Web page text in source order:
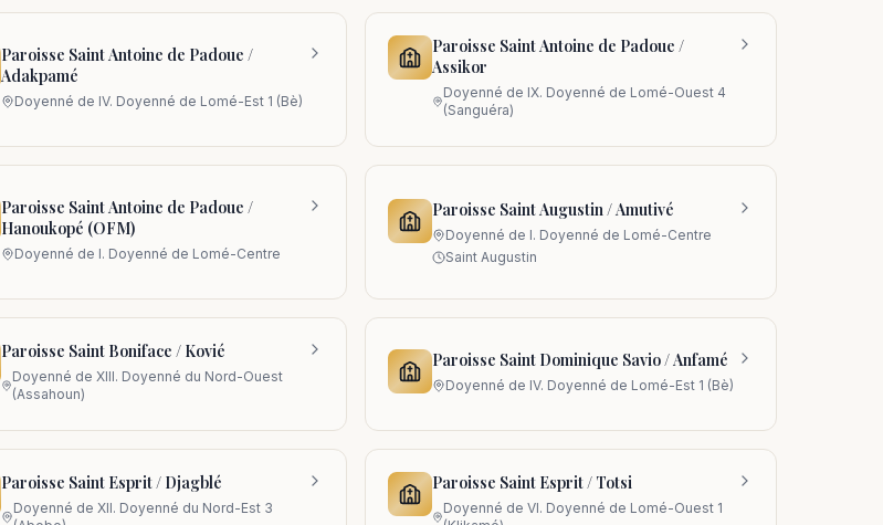
Paroisse Saint Antoine de Padoue /
Adakpamé
Doyenné de IV. Doyenné de Lomé-Est 1 (Bè)
Paroisse Saint Antoine de Padoue /
Assikor
Doyenné de IX. Doyenné de Lomé-Ouest 4
(Sanguéra)
Paroisse Saint Antoine de Padoue /
Hanoukopé (OFM)
Doyenné de I. Doyenné de Lomé-Centre
Paroisse Saint Augustin / Amutivé
Doyenné de I. Doyenné de Lomé-Centre
Saint Augustin
Paroisse Saint Boniface / Kovié
Doyenné deXIII. Doyenné du Nord-Ouest
(Assahoun)
Paroisse Saint Dominique Savio / Anfamé
Doyenné de IV. Doyenné de Lomé-Est 1 (Bè)
Paroisse Saint Esprit / Djagblé
Doyenné deXII. Doyenné du Nord-Est 3
Paroisse Saint Esprit / Totsi
Doyenné de VI. Doyenné de Lomé-Ouest 1